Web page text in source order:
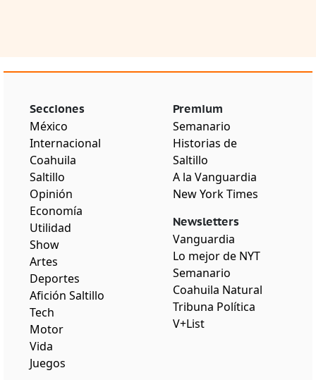
Secciones
México
Internacional
Coahuila
Saltillo
Opinión
Economía
Utilidad
Show
Artes
Deportes
Afición Saltillo
Tech
Motor
Vida
Juegos
Premium
Semanario
Historias de
Saltillo
A la Vanguardia
New York Times
Newsletters
Vanguardia
Lo mejor de NYT
Semanario
Coahuila Natural
Tribuna Política
V+List